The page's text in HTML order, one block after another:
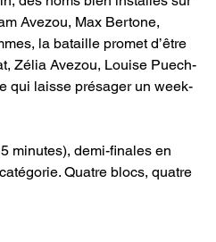
Avezou, Max Bertone,
la bataille promet d’être
Zélia Avezou, Louise Puech-
qui laisse présager un week-
minutes), demi-finales en
Quatre blocs, quatre